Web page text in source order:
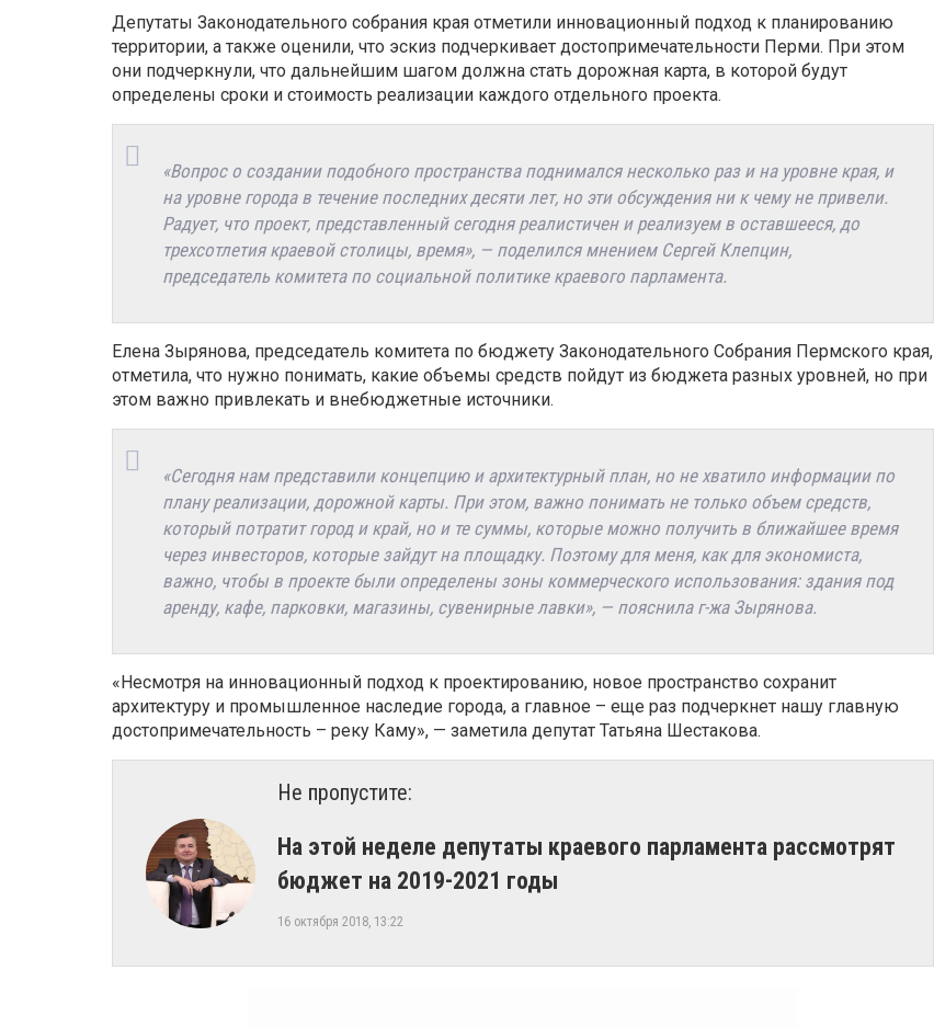
Депутаты Законодательного собрания края отметили инновационный подход к планированию
территории, а также оценили, что эскиз подчеркивает достопримечательности Перми. При этом
они подчеркнули, что дальнейшим шагом должна стать дорожная карта, в которой будут
определены сроки и стоимость реализации каждого отдельного проекта.
«Вопрос о создании подобного пространства поднимался несколько раз и на уровне края, и
на уровне города в течение последних десяти лет, но эти обсуждения ни к чему не привели.
Радует, что проект, представленный сегодня реалистичени реализуем в оставшееся, до
трехсотлетия краевой столицы, время», — поделился мнением Сергей Клепцин,
председатель комитета по социальной политике краевого парламента.
Елена Зырянова, председатель комитета по бюджету Законодательного Собрания Пермского края,
отметила, что нужно понимать, какие объемы средств пойдут из бюджета разных уровней, но при
этом важно привлекать и внебюджетные источники.
«Сегодня нам представили концепцию и архитектурный план, но не хватило информации по
плану реализации, дорожной карты. При этом, важно понимать не только объем средств,
которыйпотратит город и край, но и тесуммы, которые можно получить в ближайшее время
через инвесторов, которые зайдут на площадку. Поэтому для меня, как для экономиста,
важно, чтобы в проекте были определены зоны коммерческого использования: здания под
аренду, кафе, парковки, магазины, сувенирные лавки», — пояснила г-жа Зырянова.
«Несмотря на инновационный подход к проектированию, новое пространство сохранит
архитектуру и промышленное наследие города, а главное – еще раз подчеркнет нашу главную
достопримечательность – реку Каму», — заметила депутат Татьяна Шестакова.
Не пропустите:
На этой неделе депутаты краевого парламента рассмотрят
бюджет на 2019-2021 годы
16 октября 2018, 13:22